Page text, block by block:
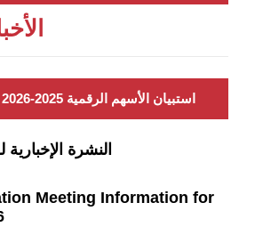
2025-2026 استبيان الأسهم الرقمية 2025-2026
النشرة الإخبارية
Meeting Information for